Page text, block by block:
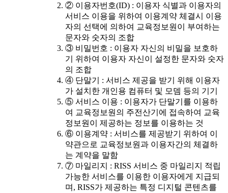
② 이용자번호(ID) : 이용자 식별과 이용자의
서비스 이용을 위하여 이용계약 체결시 이용
자의 선택에 의하여 교육정보원이 부여하는
문자와 숫자의 조합
③ 비밀번호 : 이용자 자신의 비밀을 보호하
기 위하여 이용자 자신이 설정한 문자와 숫자
의 조합
④ 단말기 : 서비스 제공을 받기 위해 이용자
가 설치한 개인용 컴퓨터 및 모뎀 등의 기기
⑤ 서비스 이용 : 이용자가 단말기를 이용하
여 교육정보원의 주전산기에 접속하여 교육
정보원이 제공하는 정보를 이용하는 것
⑥ 이용계약 : 서비스를 제공받기 위하여 이
약관으로 교육정보원과 이용자간의 체결하
는 계약을 말함
⑦ 마일리지 : RISS 서비스 중 마일리지 적립
가능한 서비스를 이용한 이용자에게 지급되
며, RISS가 제공하는 특정 디지털 콘텐츠를